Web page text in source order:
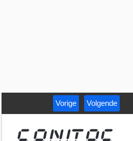
Vorige Volgende